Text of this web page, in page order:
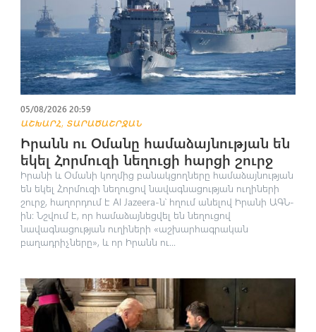
05/08/2026 20:59
ԱՇԽԱՐՀ, ՏԱՐԱԾԱՇՐՋԱՆ
Իրանն ու Օմանը համաձայնության են
եկել Հորմուզի նեղուցի հարցի շուրջ
Իրանի և Օմանի կողմից բանակցողները համաձայնության
են եկել Հորմուզի նեղուցով նավագնացության ուղիների
շուրջ, հաղորդում է Al Jazeera-ն՝ հղում անելով Իրանի ԱԳՆ-
ին։ Նշվում է, որ համաձայնեցվել են նեղուցով
նավագնացության ուղիների «աշխարհագրական
բաղադրիչները», և որ Իրանն ու...